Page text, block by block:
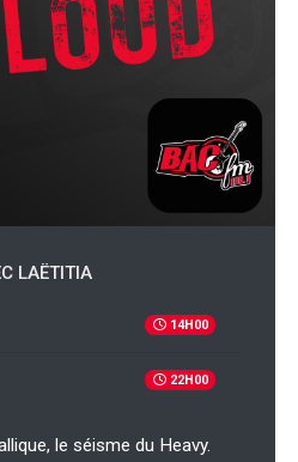
LAËTITIA
14H00
22H00
le séisme du Heavy.